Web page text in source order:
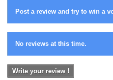
Post a review and try to win a
No reviews at this time.
Write your review !